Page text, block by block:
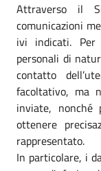
Attraverso il
comunicazioni
ivi indicati.
personali di
contatto
facoltativo, ma
inviate,
ottenere
rappresentato.
In particolare, i